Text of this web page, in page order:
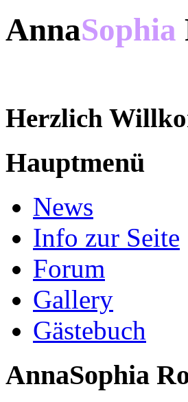
AnnaSophia
Herzlich
Hauptmenü
News
Info zur Seite
Forum
Gallery
Gästebuch
AnnaSophia